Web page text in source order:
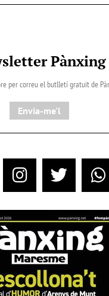
Pànxing
per correu el butlletí gratuït de
Envia-me'l